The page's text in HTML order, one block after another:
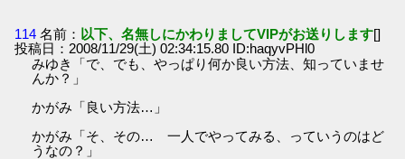
114 名前： 以下、名無しにかわりましてVIPがお送りします[]
投稿日：2008/11/29(土) 02:34:15.80 ID:haqyvPHl0
みゆき「で、でも、やっぱり何か良い方法、知っていませ
んか？」
かがみ「良い方法…」
かがみ「そ、その… 一人でやってみる、っていうのはど
うなの？」